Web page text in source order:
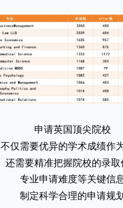
申请英国顶尖院校
不仅需要优异的学术成绩作
还需要精准把握院校的录取
专业申请难度等关键信
制定科学合理的申请规划